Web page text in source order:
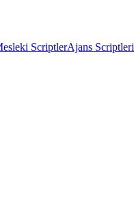
ScriptlerAjans Scriptleri